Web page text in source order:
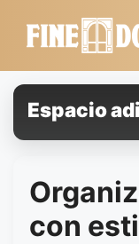
Espacio
con